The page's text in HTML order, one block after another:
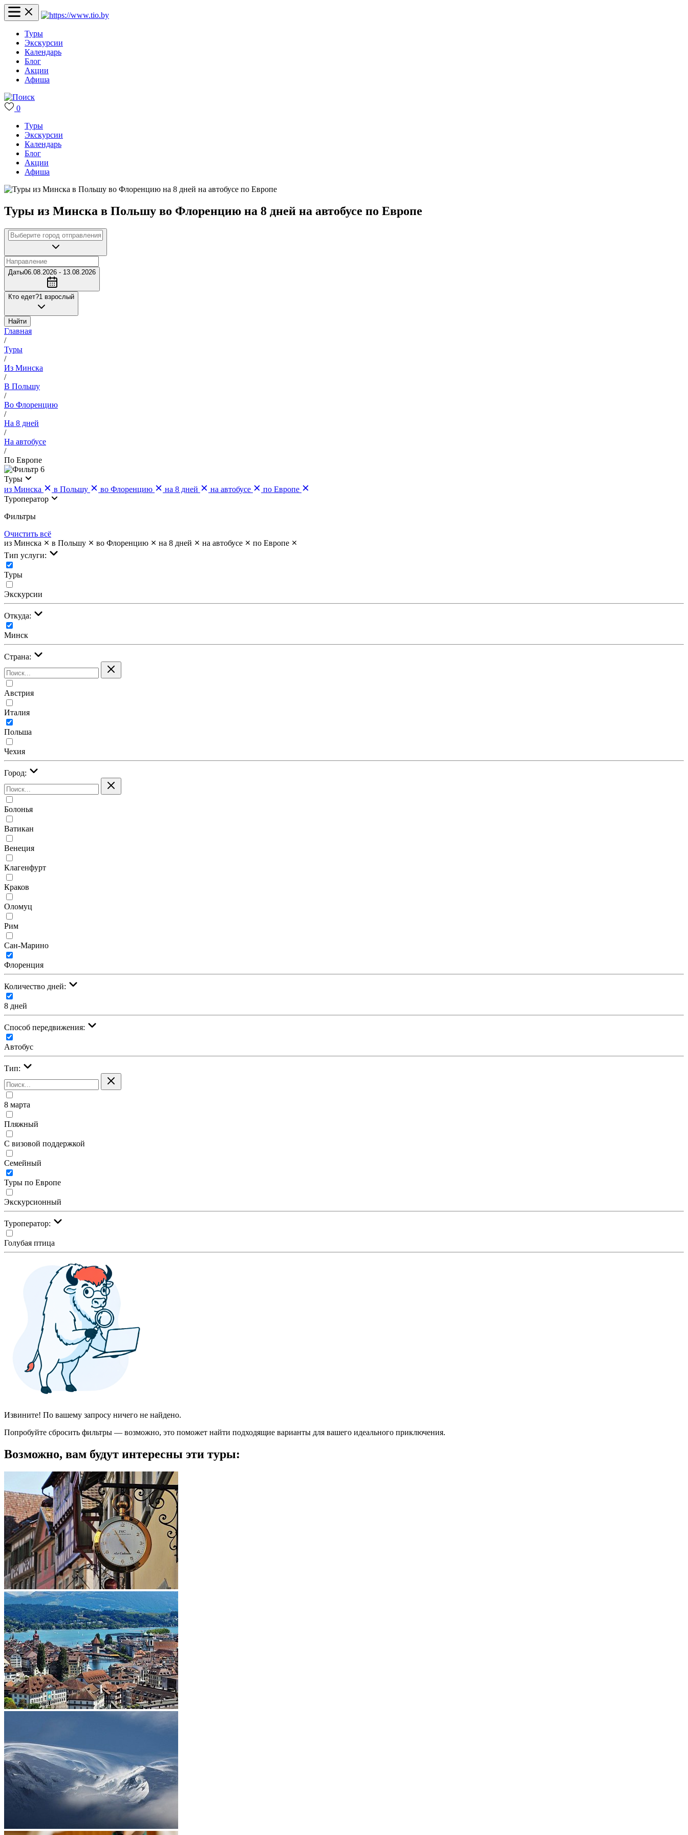
Туры
Экскурсии
Календарь
Блог
Акции
Афиша
0
Туры
Экскурсии
Календарь
Блог
Акции
Афиша
Туры из Минска в Польшу во Флоренцию на 8 дней на автобусе по Европе
Даты06.08.2026 - 13.08.2026
Кто едет?1 взрослый
Найти
Главная
/
Туры
/
Из Минска
/
В Польшу
/
Во Флоренцию
/
На 8 дней
/
На автобусе
/
По Европе
6
Туры
из Минска
в Польшу во Флоренцию на 8 дней на автобусе
по Европе
Туроператор
Фильтры
Очистить всё
из Минска
в Польшу во Флоренцию на 8 дней на автобусе
по Европе
Тип услуги:
Туры
Экскурсии
Откуда:
Минск
Страна:
Австрия
Италия
Польша
Чехия
Город:
Болонья
Ватикан
Венеция
Клагенфурт
Краков
Оломуц
Рим
Сан-Марино
Флоренция
Количество дней:
8 дней
Cпособ передвижения:
Автобус
Тип:
8 марта
Пляжный
С визовой поддержкой
Семейный
Туры по Европе
Экскурсионный
Туроператор:
Голубая птица
Извините! По вашему запросу ничего не найдено.
Попробуйте сбросить фильтры — возможно, это поможет найти подходящие варианты для вашего идеального приключения.
Возможно, вам будут интересны эти туры: